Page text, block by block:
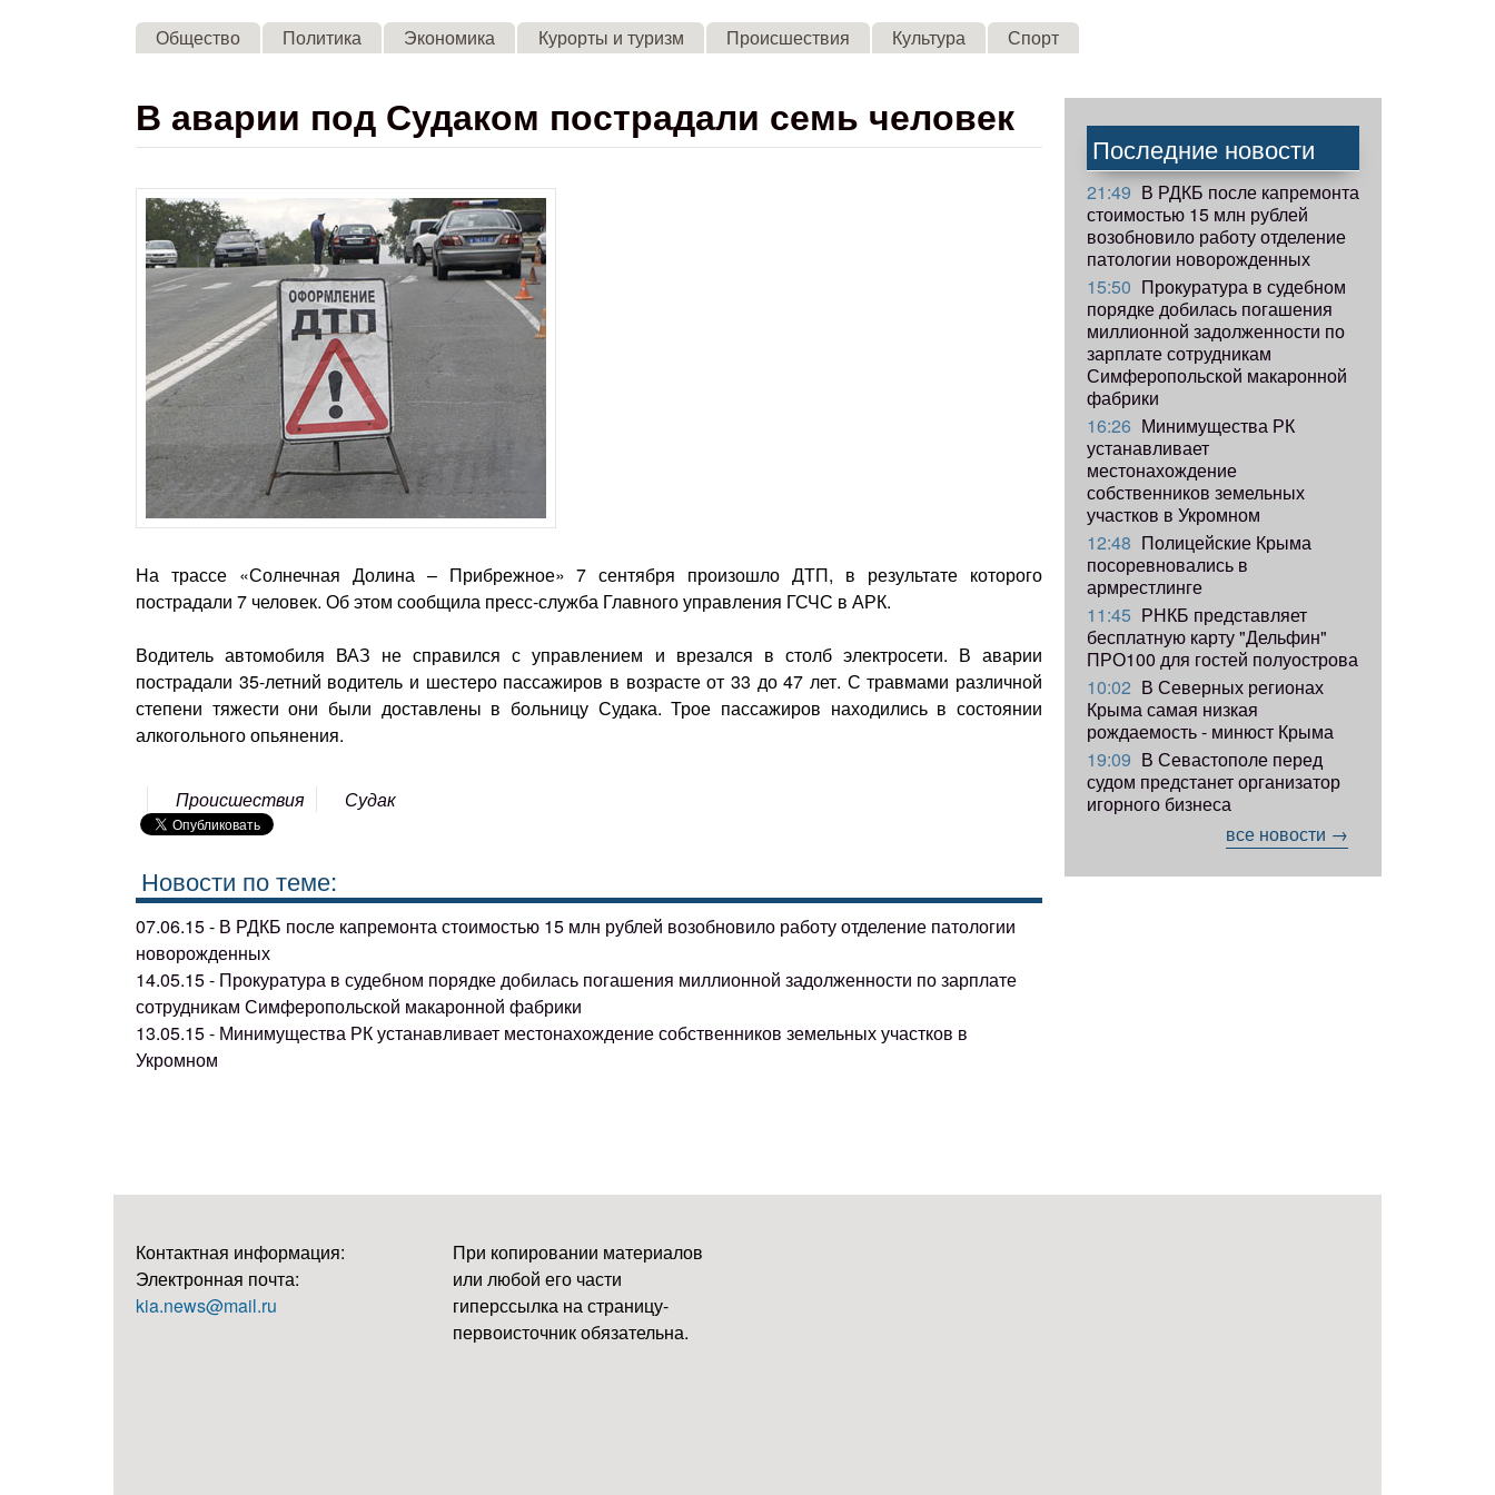
Skip to main content
Общество Политика Экономика Курорты и туризм Происшествия Культура Спорт
В аварии под Судаком пострадали семь человек
На трассе «Солнечная Долина – Прибрежное» 7 сентября произошло ДТП, в результате которого
пострадали 7 человек. Об этом сообщила пресс-служба Главного управления ГСЧС в АРК.
Водитель автомобиля ВАЗ не справился с управлением и врезался в столб электросети. В аварии
пострадали 35-летний водитель и шестеро пассажиров в возрасте от 33 до 47 лет. С травмами различной
степени тяжести они были доставлены в больницу Судака. Трое пассажиров находились в состоянии
алкогольного опьянения.
Происшествия Судак
Новости по теме:
07.06.15 - В РДКБ после капремонта стоимостью 15 млн рублей возобновило работу отделение патологии
новорожденных
14.05.15 - Прокуратура в судебном порядке добилась погашения миллионной задолженности по зарплате
сотрудникам Симферопольской макаронной фабрики
13.05.15 - Минимущества РК устанавливает местонахождение собственников земельных участков в
Укромном
Последние новости
21:49 В РДКБ после капремонта
стоимостью 15 млн рублей
возобновило работу отделение
патологии новорожденных
15:50 Прокуратура в судебном
порядке добилась погашения
миллионной задолженности по
зарплате сотрудникам
Симферопольской макаронной
фабрики
16:26 Минимущества РК
устанавливает
местонахождение
собственников земельных
участков в Укромном
12:48 Полицейские Крыма
посоревновались в
армрестлинге
11:45 РНКБ представляет
бесплатную карту "Дельфин"
ПРО100 для гостей полуострова
10:02 В Северных регионах
Крыма самая низкая
рождаемость - минюст Крыма
19:09 В Севастополе перед
судом предстанет организатор
игорного бизнеса
все новости →
Контактная информация:
Электронная почта:
kia.news@mail.ru
При копировании материалов
или любой его части
гиперссылка на страницу-
первоисточник обязательна.